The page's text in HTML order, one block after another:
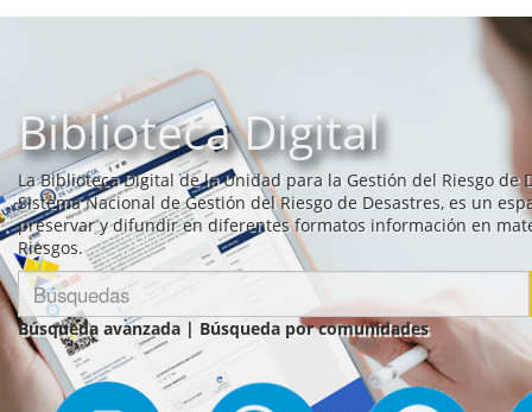
Biblioteca Digital
La Biblioteca Digital de la Unidad para la Gestión del Riesgo de
Sistema Nacional de Gestión del Riesgo de Desastres, es un
preservar y difundir en diferentes formatos información en
Riesgos.
Búsqueda avanzada | Búsqueda por comunidades